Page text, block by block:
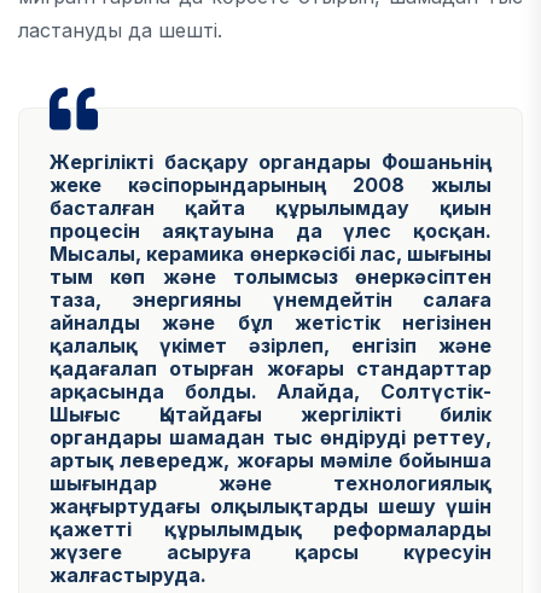
ластануды да шешті.
Жергілікті басқару органдары Фошаньнің
жеке кәсіпорындарының 2008 жылы
басталған қайта құрылымдау қиын
процесін аяқтауына да үлес қосқан.
Мысалы, керамика өнеркәсібі лас, шығыны
тым көп және толымсыз өнеркәсіптен
таза, энергияны үнемдейтін салаға
айналды және бұл жетістік негізінен
қалалық үкімет әзірлеп, енгізіп және
қадағалап отырған жоғары стандарттар
арқасында болды. Алайда, Солтүстік-
Шығыс Қытайдағы жергілікті билік
органдары шамадан тыс өндіруді реттеу,
артық левередж, жоғары мәміле бойынша
шығындар және технологиялық
жаңғыртудағы олқылықтарды шешу үшін
қажетті құрылымдық реформаларды
жүзеге асыруға қарсы күресуін
жалғастыруда.